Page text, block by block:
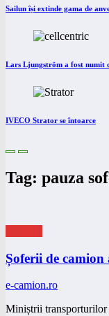
Sailun își extinde gama de
Lars Ljungström a fost numit
IVECO Strator se întoarce
Tag: pauza
Șoferii de
e-camion.ro
Miniștrii